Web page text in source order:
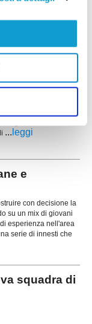
linea verde:
campionato di
... leggi
e
con decisione la
su un mix di giovani
esperienza nell'area
serie di innesti che
squadra di